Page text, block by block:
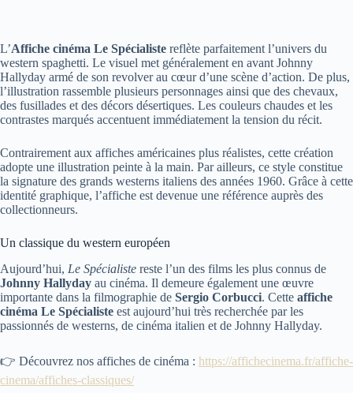
L’Affiche cinéma Le Spécialiste reflète parfaitement l’univers du
western spaghetti. Le visuel met généralement en avant Johnny
Hallyday armé de son revolver au cœur d’une scène d’action. De plus,
l’illustration rassemble plusieurs personnages ainsi que des chevaux,
des fusillades et des décors désertiques. Les couleurs chaudes et les
contrastes marqués accentuent immédiatement la tension du récit.
Contrairement aux affiches américaines plus réalistes, cette création
adopte une illustration peinte à la main. Par ailleurs, ce style constitue
la signature des grands westerns italiens des années 1960. Grâce à cette
identité graphique, l’affiche est devenue une référence auprès des
collectionneurs.
Un classique du western européen
Aujourd’hui, Le Spécialiste reste l’un des films les plus connus de
Johnny Hallyday au cinéma. Il demeure également une œuvre
importante dans la filmographie de Sergio Corbucci. Cette affiche
cinéma Le Spécialiste est aujourd’hui très recherchée par les
passionnés de westerns, de cinéma italien et de Johnny Hallyday.
👉 Découvrez nos affiches de cinéma : https://affichecinema.fr/affiche-
cinema/affiches-classiques/